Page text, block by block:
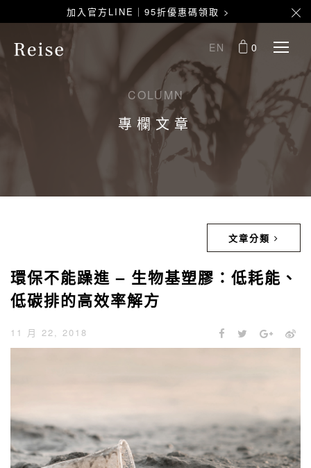
加入官方LINE｜95折優惠碼領取 >
EN 0
COLUMN
專欄文章
文章分類
環保不能躁進 – 生物基塑膠：低耗能、
低碳排的高效率解方
11 月 22, 2018